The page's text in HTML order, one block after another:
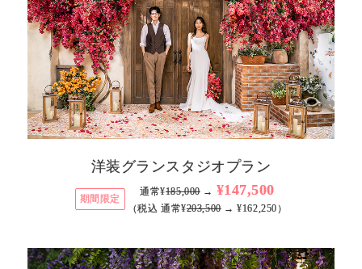
洋装グランスタジオプラン
期間限定
通常¥185,000→ ¥147,500
（税込 通常¥203,500→ ¥162,250）